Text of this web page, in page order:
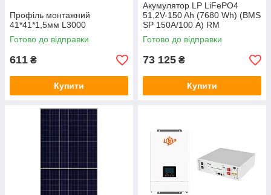
Профіль монтажний
41*41*1,5мм L3000
Готово до відправки
611 ₴
Купити
Акумулятор LP LiFePO4
51,2V-150 Ah (7680 Wh) (BMS
SP 150A/100 А) RM
RS485/CAN LCD BL
Готово до відправки
73 125 ₴
Купити